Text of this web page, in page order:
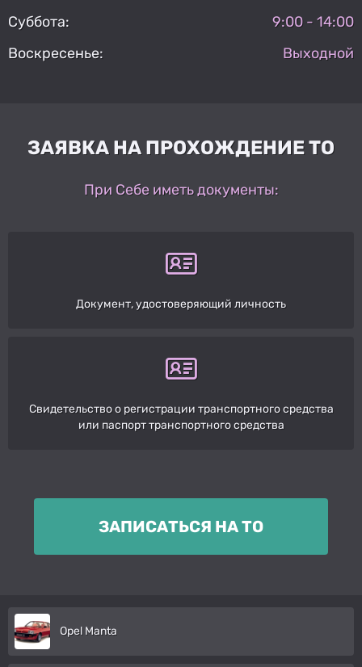
Суббота:
9:00 - 14:00
Воскресенье:
Выходной
ЗАЯВКА НА ПРОХОЖДЕНИЕ ТО
При Себе иметь документы:
Документ, удостоверяющий личность
Свидетельство о регистрации транспортного средства
или паспорт транспортного средства
ЗАПИСАТЬСЯ НА ТО
Opel Manta